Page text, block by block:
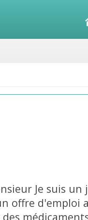
de lots
1500.
Je suis un
offre d'emploi